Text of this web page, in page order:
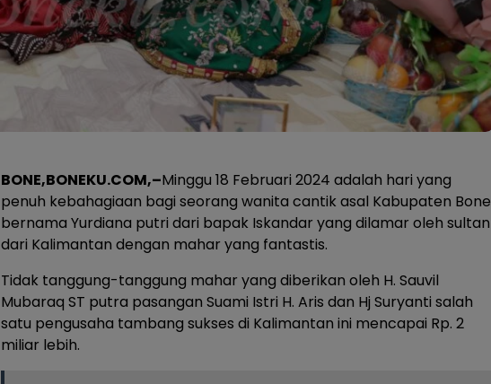
BONE,BONEKU.COM,–Minggu 18 Februari 2024 adalah hari yang
penuh kebahagiaan bagi seorang wanita cantik asal Kabupaten Bone
bernama Yurdiana putri dari bapak Iskandar yang dilamar oleh sultan
dari Kalimantan dengan mahar yang fantastis.
Tidak tanggung-tanggung mahar yang diberikan oleh H. Sauvil
Mubaraq ST putra pasangan Suami Istri H. Aris dan Hj Suryanti salah
satu pengusaha tambang sukses di Kalimantan ini mencapai Rp. 2
miliar lebih.